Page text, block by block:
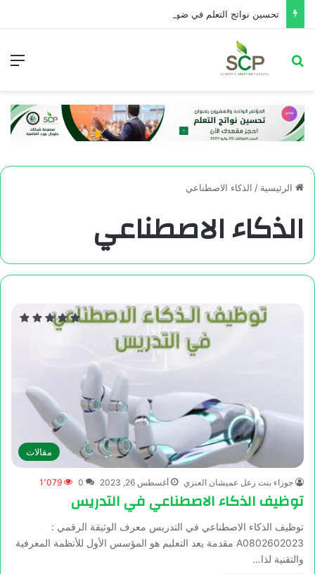
تحسین نواتج التعلم في ضوء معايير تقويم الأداء التربوي
الرئيسية / الذكاء الاصطناعي
الذكاء الاصطناعي
مقالات
جوزاء بنت زعل عميشان العنزي أغسطس 26, 2023 0 1٬079
توظيف الذكاء الاصطناعي في التدريس
توظيف الذكاء الاصطناعي في التدريس معرف الوثيقة الرقمي :
A0802602023 مقدمة يعد التعليم هو المؤسس الأول للأنظمة المعرفية
والتقنية لذا…